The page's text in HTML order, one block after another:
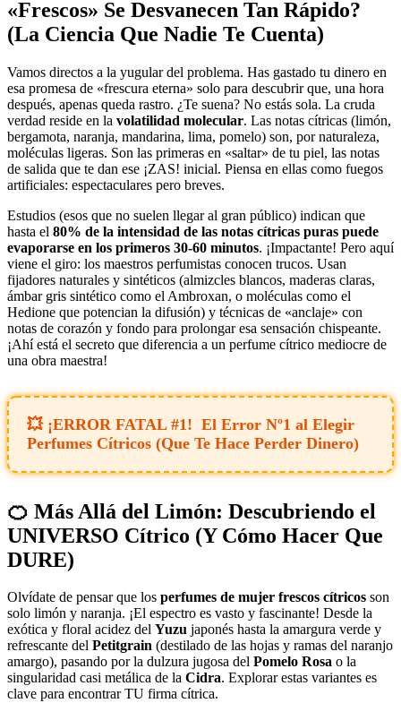
«Frescos» Se Desvanecen Tan Rápido?
(La Ciencia Que Nadie Te Cuenta)
Vamos directos a la yugular del problema. Has gastado tu dinero en
esa promesa de «frescura eterna» solo para descubrir que, una hora
después, apenas queda rastro. ¿Te suena? No estás sola. La cruda
verdad reside en la volatilidad molecular. Las notas cítricas (limón,
bergamota, naranja, mandarina, lima, pomelo) son, por naturaleza,
moléculas ligeras. Son las primeras en «saltar» de tu piel, las notas
de salida que te dan ese ¡ZAS! inicial. Piensa en ellas como fuegos
artificiales: espectaculares pero breves.
Estudios (esos que no suelen llegar al gran público) indican que
hasta el 80% de la intensidad de las notas cítricas puras puede
evaporarse en los primeros 30-60 minutos. ¡Impactante! Pero aquí
viene el giro: los maestros perfumistas conocen trucos. Usan
fijadores naturales y sintéticos (almizcles blancos, maderas claras,
ámbar gris sintético como el Ambroxan, o moléculas como el
Hedione que potencian la difusión) y técnicas de «anclaje» con
notas de corazón y fondo para prolongar esa sensación chispeante.
¡Ahí está el secreto que diferencia a un perfume cítrico mediocre de
una obra maestra!
El Error Nº1 al Elegir
Perfumes Cítricos (Que Te Hace Perder Dinero)
🍊 Más Allá del Limón: Descubriendo el
UNIVERSO Cítrico (Y Cómo Hacer Que
DURE)
Olvídate de pensar que los perfumes de mujer frescos cítricos son
solo limón y naranja. ¡El espectro es vasto y fascinante! Desde la
exótica y floral acidez del Yuzu japonés hasta la amargura verde y
refrescante del Petitgrain (destilado de las hojas y ramas del naranjo
amargo), pasando por la dulzura jugosa del Pomelo Rosa o la
singularidad casi metálica de la Cidra. Explorar estas variantes es
clave para encontrar TU firma cítrica.